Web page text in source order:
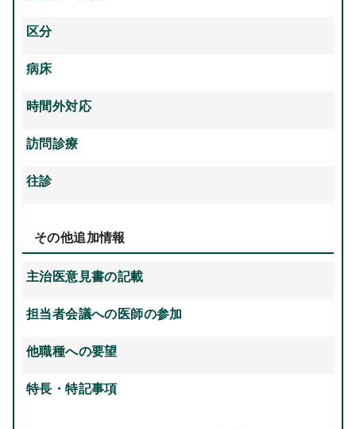
区分
病床
時間外対応
訪問診療
往診
その他追加情報
主治医意見書の記載
担当者会議への医師の参加
他職種への要望
特長・特記事項